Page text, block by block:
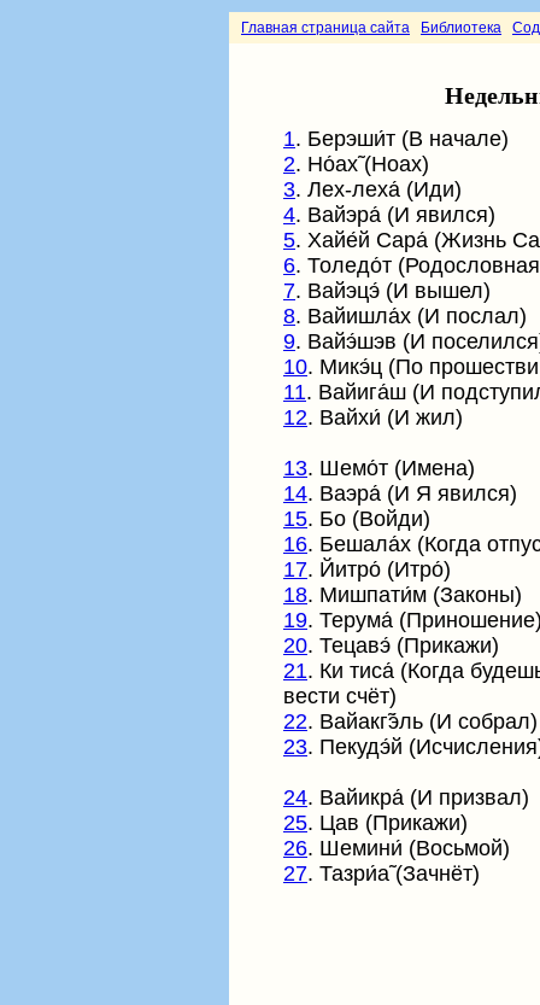
Главная страница сайта Библиотека
1. Берэши́т (В начале)
2. Но́ах̃ (Ноах)
3. Лех-леха́ (Иди)
4. Вайэра́ (И явился)
5. Хайе́й Сара́ (Жизнь
6. Толедо́т
7. Вайэцэ́ (И вышел)
8. Вайишла́х (И послал)
9. Вайэ́шэв (И
10. Микэ́ц (По
11. Вайига́ш (И
12. Вайхи́ (И жил)
13. Шемо́т (Имена)
14. Ваэра́ (И Я явился)
15. Бо (Войди)
16. Бешала́х (Когда
17. Йитро́ (Итро́)
18. Мишпати́м (Законы)
19. Терума́
20. Тецавэ́ (Прикажи)
21. Ки тиса́ (Когда
вести счёт)
22. Вайакг̃э́ль (И собрал)
23. Пекудэ́й
24. Вайикра́ (И призвал)
25. Цав (Прикажи)
26. Шемини́ (Восьмой)
27. Тазри́а̃ (Зачнёт)